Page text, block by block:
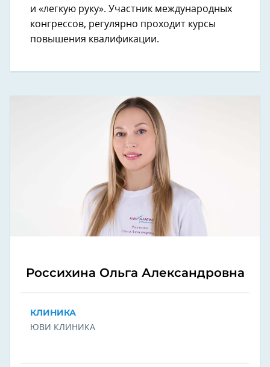
и «легкую руку». Участник международных
конгрессов, регулярно проходит курсы
повышения квалификации.
Россихина Ольга Александровна
КЛИНИКА
ЮВИ КЛИНИКА